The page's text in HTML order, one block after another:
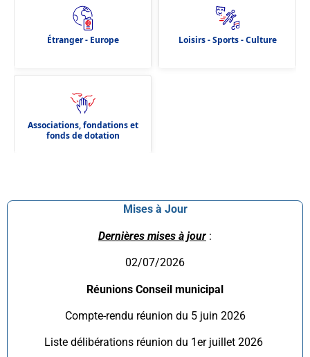
Mises à Jour
Dernières mises à jour :
02/07/2026
Réunions Conseil municipal
Compte-rendu réunion du 5 juin 2026
Liste délibérations réunion du 1er juillet 2026
Étranger - Europe Loisirs - Sports - Culture
Associations, fondations et
fonds de dotation